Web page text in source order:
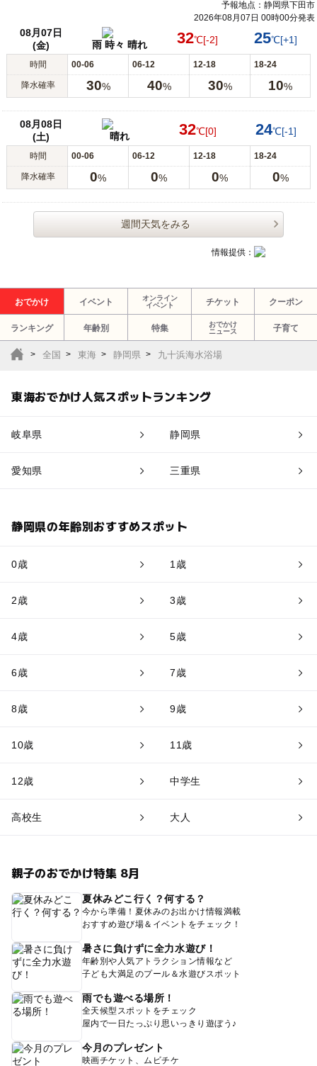
予報地点：静岡県下田市
2026年08月07日 00時00分発表
08月07日
(金)
雨 時々 晴れ 32℃[-2] 25℃[+1]
時間 00-06 06-12 12-18 18-24
降水確率 30% 40% 30% 10%
08月08日
(土)
晴れ 32℃[0] 24℃[-1]
時間 00-06 06-12 12-18 18-24
降水確率 0% 0% 0% 0%
週間天気をみる
情報提供：
おでかけ イベント
オンライン
イベント
チケット クーポン
ランキング 年齢別 特集
おでかけ
ニュース
子育て
全国 東海 静岡県 九十浜海水浴場
東海おでかけ人気スポットランキング
岐阜県 静岡県
愛知県 三重県
静岡県の年齢別おすすめスポット
0歳 1歳
2歳 3歳
4歳 5歳
6歳 7歳
8歳 9歳
10歳 11歳
12歳 中学生
高校生 大人
親子のおでかけ特集 8月
夏休みどこ行く？何する？
今から準備！夏休みのお出かけ情報満載
おすすめ遊び場＆イベントをチェック！
暑さに負けずに全力水遊び！
年齢別や人気アトラクション情報など
子ども大満足のプール＆水遊びスポット
雨でも遊べる場所！
全天候型スポットをチェック
屋内で一日たっぷり思いっきり遊ぼう♪
今月のプレゼント
映画チケット、ムビチケ